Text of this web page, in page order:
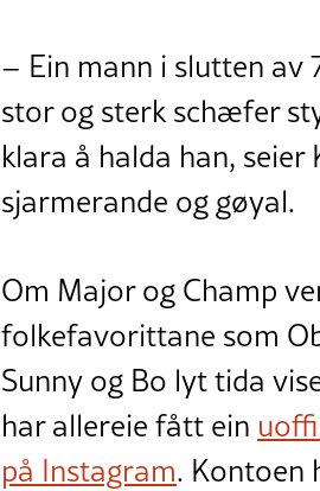
– Ein mann i slutten av
stor og sterk schæfer
klara å halda han,
sjarmerande og gøyal.
Om Major og Champ
folkefavorittane som
Sunny og Bo lyt tida
har allereie fått ein
på Instagram. Kontoen